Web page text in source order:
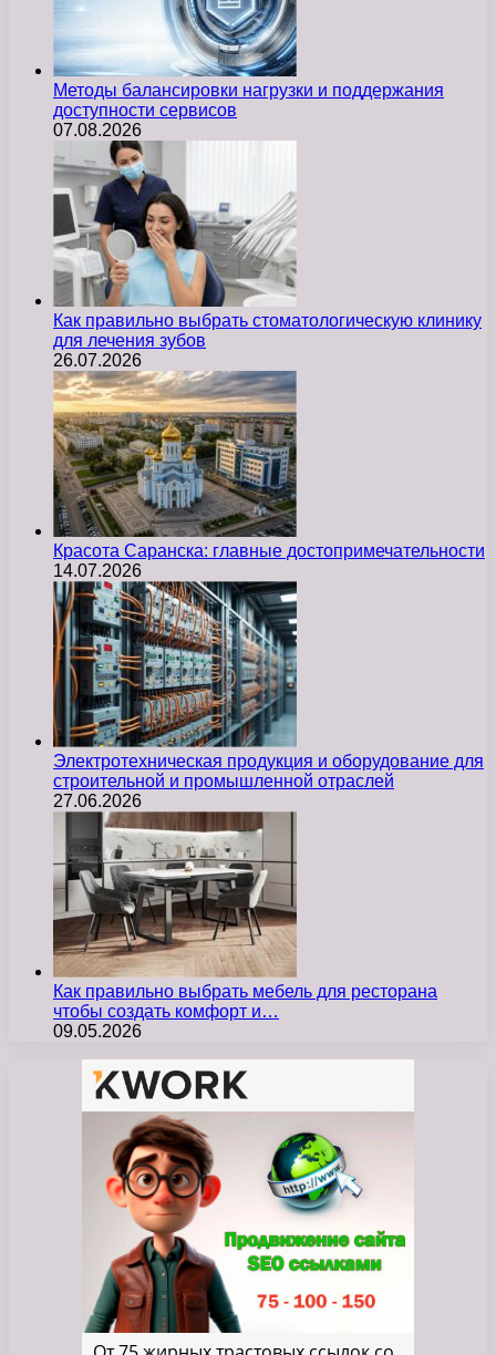
Методы балансировки нагрузки и поддержания
доступности сервисов
07.08.2026
Как правильно выбрать стоматологическую клинику
для лечения зубов
26.07.2026
Красота Саранска: главные достопримечательности
14.07.2026
Электротехническая продукция и оборудование для
строительной и промышленной отраслей
27.06.2026
Как правильно выбрать мебель для ресторана
чтобы создать комфорт и…
09.05.2026